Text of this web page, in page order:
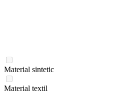
Material sintetic
Material textil